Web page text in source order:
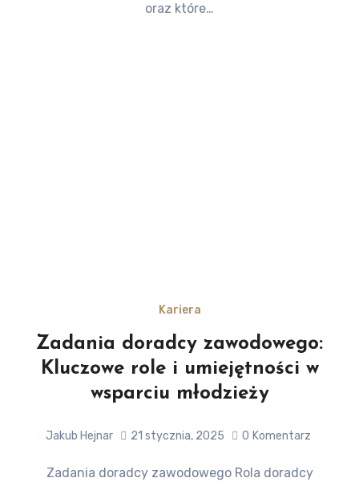
oraz które…
Kariera
Zadania doradcy zawodowego:
Kluczowe role i umiejętności w
wsparciu młodzieży
Jakub Hejnar 21 stycznia, 2025 0 Komentarz
Zadania doradcy zawodowego Rola doradcy